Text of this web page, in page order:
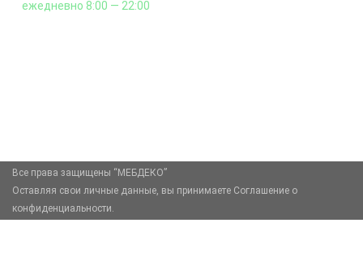
ежедневно 8:00 — 22:00
Все права защищены “МЕБДЕКО”
Оставляя свои личные данные, вы принимаете Соглашение о
конфиденциальности.